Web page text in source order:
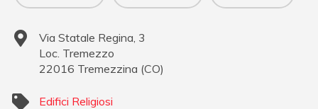
Via Statale Regina, 3
Loc. Tremezzo
22016 Tremezzina (CO)
Edifici Religiosi